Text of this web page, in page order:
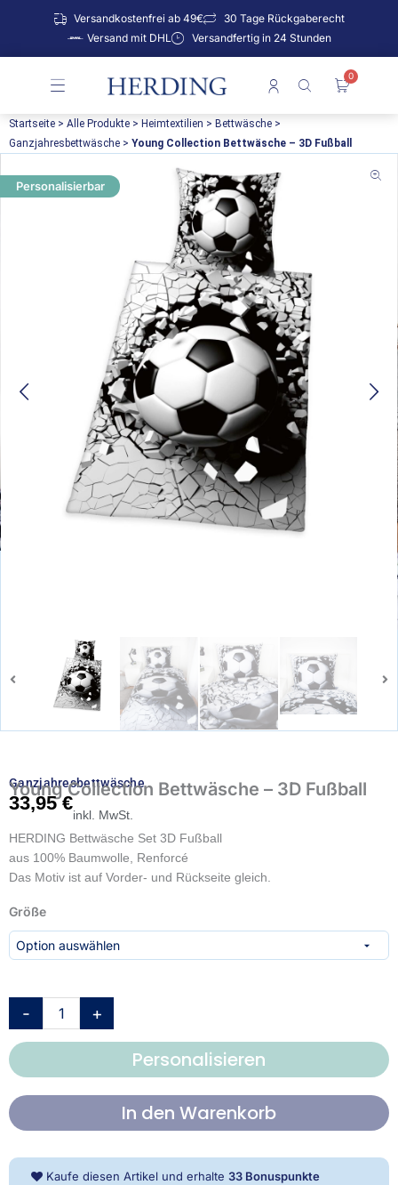
Versandkostenfrei ab 49€
30 Tage Rückgaberecht
Versand mit DHL
Versandfertig in 24 Stunden
0
Startseite > Alle Produkte > Heimtextilien > Bettwäsche >
Ganzjahresbettwäsche > Young Collection Bettwäsche – 3D Fußball
Personalisierbar
Ganzjahresbettwäsche
Young Collection Bettwäsche – 3D Fußball
33,95€
inkl. MwSt.
HERDING Bettwäsche Set 3D Fußball
aus 100% Baumwolle, Renforcé
Das Motiv ist auf Vorder- und Rückseite gleich.
Größe
-
Young
Collection
Bettwäsche
Menge
+
Personalisieren
In den Warenkorb
Kaufe diesen Artikel und erhalte 33 Bonuspunkte